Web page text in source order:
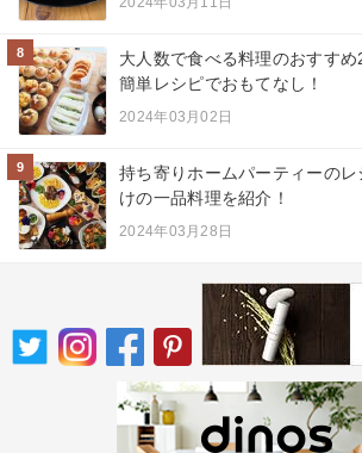
8
大人数で食べる料理のおすす
簡単レシピでおもてなし！
2024年03月02日
9
持ち寄りホームパーティーの
けの一品料理を紹介！
2024年03月28日